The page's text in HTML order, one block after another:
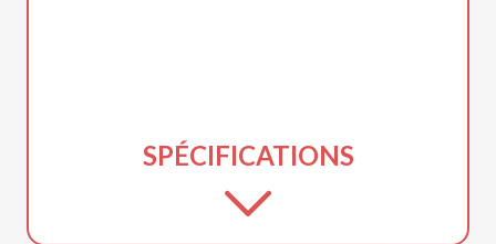
SPÉCIFICATIONS